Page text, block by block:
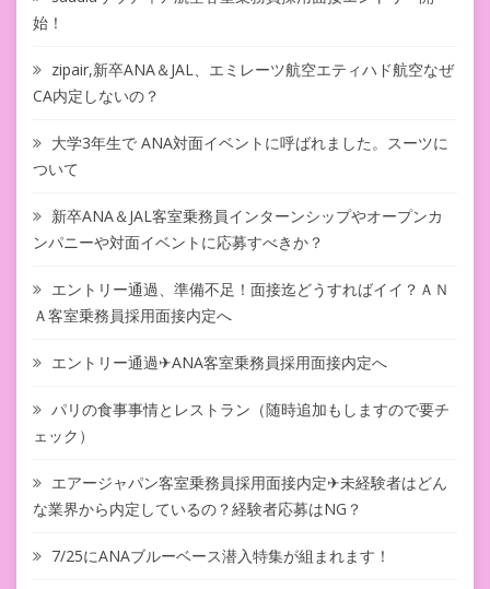
始！
zipair,新卒ANA＆JAL、エミレーツ航空エティハド航空なぜ
CA内定しないの？
大学3年生で ANA対面イベントに呼ばれました。スーツに
ついて
新卒ANA＆JAL客室乗務員インターンシップやオープンカ
ンパニーや対面イベントに応募すべきか？
エントリー通過、準備不足！面接迄どうすればイイ？ＡＮ
Ａ客室乗務員採用面接内定へ
エントリー通過✈ANA客室乗務員採用面接内定へ
パリの食事事情とレストラン（随時追加もしますので要チ
ェック）
エアージャパン客室乗務員採用面接内定✈未経験者はどん
な業界から内定しているの？経験者応募はNG？
7/25にANAブルーベース潜入特集が組まれます！